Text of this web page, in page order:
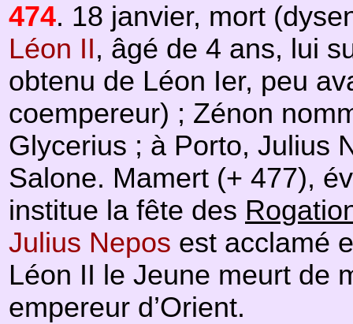
474. 18 janvier, mort
Léon II, âgé de 4 ans, lui
obtenu de Léon Ier, peu
coempereur) ; Zénon
Glycerius ; à Porto, Julius
Salone. Mamert (+ 477),
institue la fête des
Julius Nepos est acclamé
Léon II le Jeune meurt de
empereur d’Orient.